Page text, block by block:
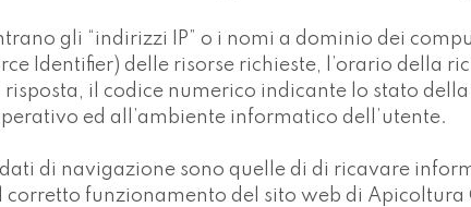
gli “indirizzi IP” o i nomi a dominio dei
Identifier) delle risorse richieste, l’orario della
il codice numerico indicante lo stato
ed all’ambiente informatico dell’utente.
di navigazione sono quelle di di ricavare
funzionamento del sito web di